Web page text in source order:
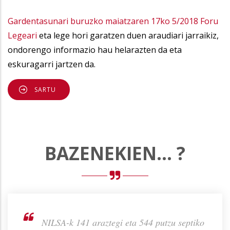
Gardentasunari buruzko maiatzaren 17ko 5/2018 Foru
Legeari eta lege hori garatzen duen araudiari jarraikiz,
ondorengo informazio hau helarazten da eta
eskuragarri jartzen da.
SARTU
BAZENEKIEN... ?
NILSA-k 141 araztegi eta 544 putzu septiko